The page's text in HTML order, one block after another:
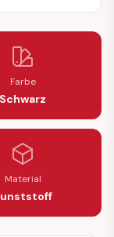
Farbe
Schwarz
Material